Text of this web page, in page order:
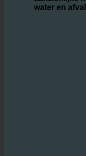
ecoturbino®-
innovatieve